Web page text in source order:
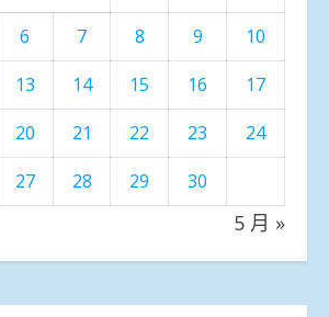
6 7 8 9
10
13 14 15 16
17
20 21 22 23
24
27 28 29 30
5 月 »